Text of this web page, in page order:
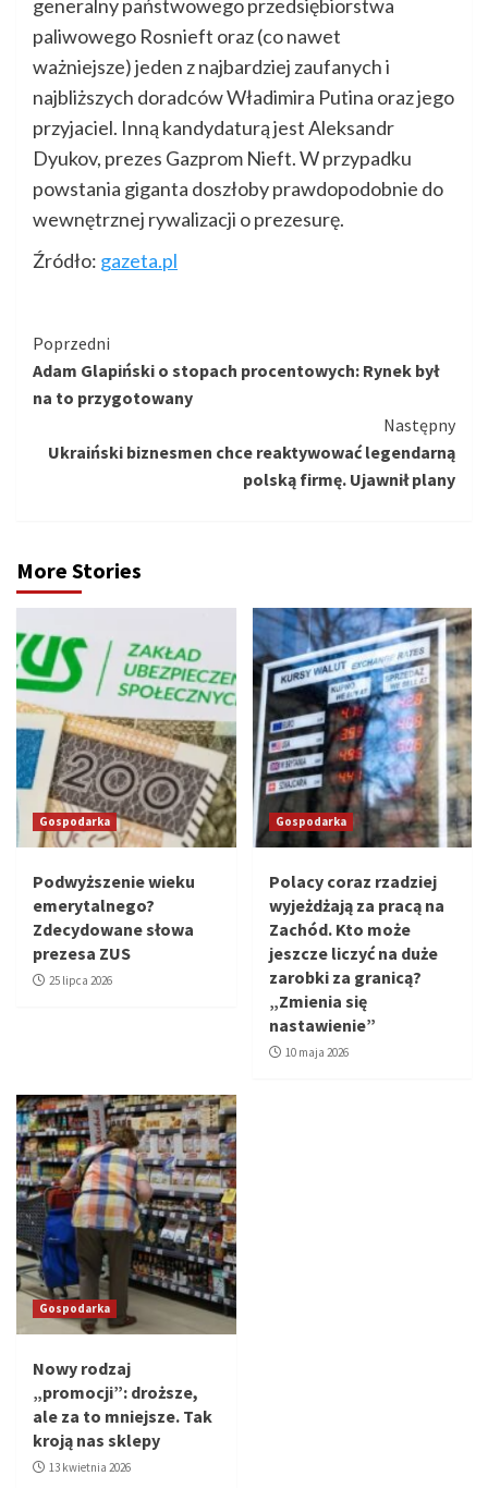
generalny państwowego przedsiębiorstwa
paliwowego Rosnieft oraz (co nawet
ważniejsze) jeden z najbardziej zaufanych i
najbliższych doradców Władimira Putina oraz jego
przyjaciel. Inną kandydaturą jest Aleksandr
Dyukov, prezes Gazprom Nieft. W przypadku
powstania giganta doszłoby prawdopodobnie do
wewnętrznej rywalizacji o prezesurę.
Źródło: gazeta.pl
Kontynuuj
czytanie
Poprzedni
Adam Glapiński o stopach procentowych: Rynek był
na to przygotowany
Następny
Ukraiński biznesmen chce reaktywować legendarną
polską firmę. Ujawnił plany
More Stories
Gospodarka
Podwyższenie wieku
emerytalnego?
Zdecydowane słowa
prezesa ZUS
25 lipca 2026
Gospodarka
Polacy coraz rzadziej
wyjeżdżają za pracą na
Zachód. Kto może
jeszcze liczyć na duże
zarobki za granicą?
„Zmienia się
nastawienie”
10 maja 2026
Gospodarka
Nowy rodzaj
„promocji”: droższe,
ale za to mniejsze. Tak
kroją nas sklepy
13 kwietnia 2026